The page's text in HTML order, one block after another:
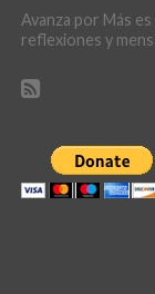
Avanza por Más
reflexiones y